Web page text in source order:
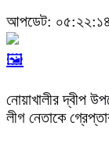
আপডেট: ০৫:২২:১৪
🖼️
নোয়াখালীর দ্বীপ
লীগ নেতাকে